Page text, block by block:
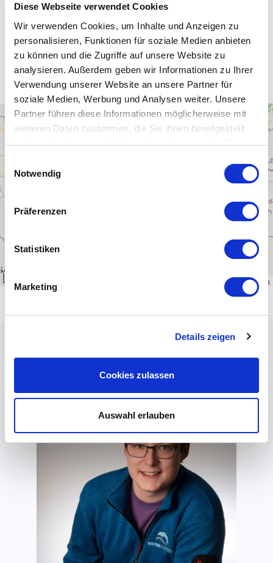
Diese Webseite verwendet Cookies
Wir verwenden Cookies, um Inhalte und Anzeigen zu
personalisieren, Funktionen für soziale Medien anbieten
zu können und die Zugriffe auf unsere Website zu
analysieren. Außerdem geben wir Informationen zu Ihrer
Verwendung unserer Website an unsere Partner für
soziale Medien, Werbung und Analysen weiter. Unsere
Partner führen diese Informationen möglicherweise mit
weiteren Daten zusammen, die Sie ihnen bereitgestellt
haben oder die sie im Rahmen Ihrer Nutzung der Dienste
Einwilligungsauswahl
Notwendig
Präferenzen
Statistiken
Marketing
Details zeigen
Cookies zulassen
Auswahl erlauben
Unsere WLAN-Hotspots in
Mongolei
+
OpenStreetMapcontributors